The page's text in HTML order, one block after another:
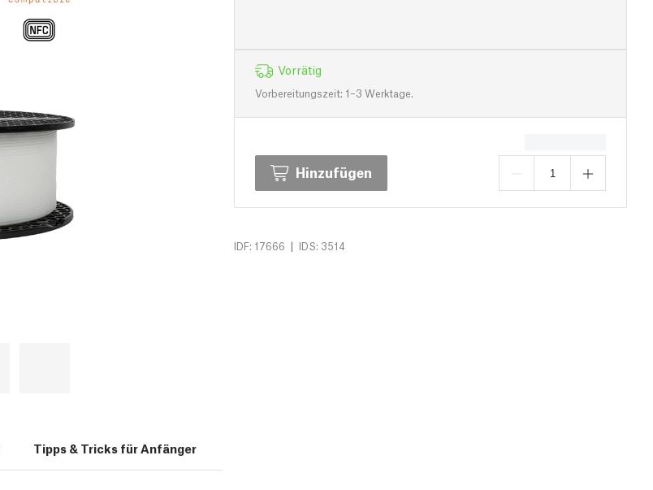
Vorrätig
Vorbereitungszeit: 1–3 Werktage.
Hinzufügen
IDF: 17666 | IDS: 3514
Tipps & Tricks für Anfänger